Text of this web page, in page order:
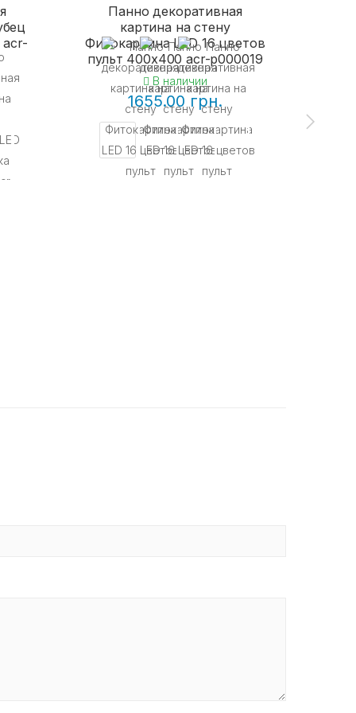
acr-
Панно декоративная
картина на стену
Фитокартина LED 16 цветов
пульт 400x400 acr-p000019
В наличии
1655.00 грн.